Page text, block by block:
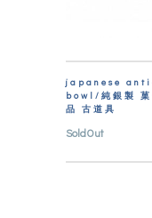
japanese
bowl/純銀製 菓
品 古道具
SoldOut